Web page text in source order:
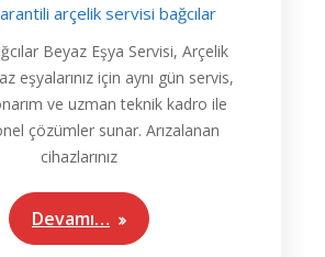
arçelik servisi bağcılar
Beyaz Eşya Servisi, Arçelik
eşyalarınız için aynı gün servis,
ve uzman teknik kadro ile
çözümler sunar. Arızalanan
cihazlarınız
Devamı…